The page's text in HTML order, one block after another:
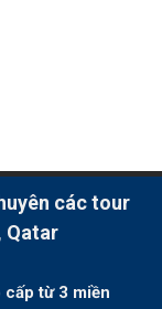
các tour
Qatar
cấp từ 3 miền